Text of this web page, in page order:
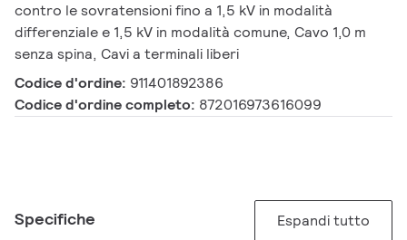
contro le sovratensioni fino a 1,5 kV in modalità
differenziale e 1,5 kV in modalità comune, Cavo 1,0 m
senza spina, Cavi a terminali liberi
Codice d'ordine: 911401892386
Codice d'ordine completo: 872016973616099
Specifiche Espandi tutto